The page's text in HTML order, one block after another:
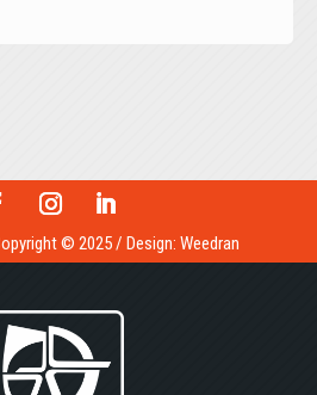
© 2025 / Design: Weedran